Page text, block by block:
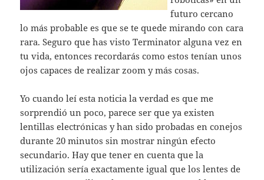
futuro cercano
lo más probable es que se te quede mirando con cara
rara. Seguro que has visto Terminator alguna vez en
tu vida, entonces recordarás como estos tenían unos
ojos capaces de realizar zoom y más cosas.
Yo cuando leí esta noticia la verdad es que me
sorprendió un poco, parece ser que ya existen
lentillas electrónicas y han sido probadas en conejos
durante 20 minutos sin mostrar ningún efecto
secundario. Hay que tener en cuenta que la
utilización sería exactamente igual que los lentes de